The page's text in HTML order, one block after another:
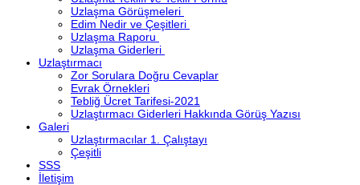
Uzlaşma Görüşmeleri
Edim Nedir ve Çeşitleri
Uzlaşma Raporu
Uzlaşma Giderleri
Uzlaştırmacı
Zor Sorulara Doğru Cevaplar
Evrak Örnekleri
Tebliğ Ücret Tarifesi-2021
Uzlaştırmacı Giderleri Hakkında Görüş Yazısı
Galeri
Uzlaştırmacılar 1. Çalıştayı
Çeşitli
SSS
İletişim